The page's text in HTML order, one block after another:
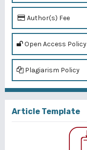
Author(s) Fee
Open Access Policy
Plagiarism Policy
Article Template